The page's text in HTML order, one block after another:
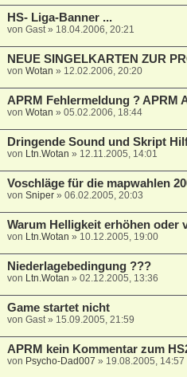
HS- Liga-Banner ...
von Gast» 18.04.2006, 20:21
NEUE SINGELKARTEN ZUR
von Wotan » 12.02.2006, 20:20
APRM Fehlermeldung ? APRM
von Wotan » 05.02.2006, 18:44
Dringende Sound und Skript
von Ltn.Wotan » 12.11.2005, 14:01
Voschläge für die mapwahlen
von Sniper» 06.02.2005, 20:03
Warum Helligkeit erhöhen oder
von Ltn.Wotan » 10.12.2005, 19:00
Niederlagebedingung ???
von Ltn.Wotan » 02.12.2005, 13:36
Game startet nicht
von Gast» 15.09.2005, 21:59
APRM kein Kommentar zum
von Psycho-Dad007 » 19.08.2005, 14:57